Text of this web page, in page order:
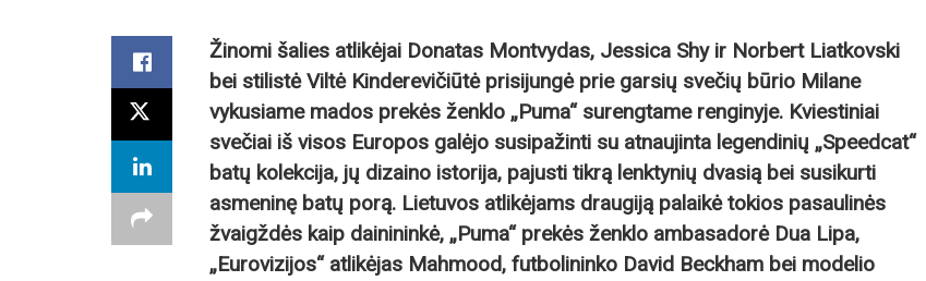
Žinomi šalies atlikėjai Donatas Montvydas, Jessica Shy ir Norbert Liatkovski
bei stilistė Viltė Kinderevičiūtė prisijungė prie garsių svečių būrio Milane
vykusiame mados prekės ženklo „Puma“ surengtame renginyje. Kviestiniai
svečiai iš visos Europos galėjo susipažinti su atnaujinta legendinių „Speedcat“
batų kolekcija, jų dizaino istorija, pajusti tikrą lenktynių dvasią bei susikurti
asmeninę batų porą. Lietuvos atlikėjams draugiją palaikė tokios pasaulinės
žvaigždės kaip dainininkė, „Puma“ prekės ženklo ambasadorė Dua Lipa,
„Eurovizijos“ atlikėjas Mahmood, futbolininko David Beckham bei modelio